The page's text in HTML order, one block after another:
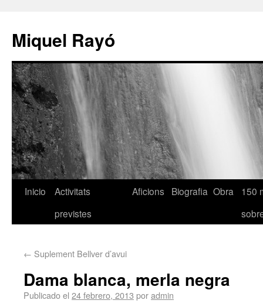
Miquel Rayó
Inicio
Activitats
previstes
Aficions Biografia Obra
150
← Suplement Bellver d’avui
Dama blanca, merla negra
Publicado el 24 febrero, 2013 poradmin